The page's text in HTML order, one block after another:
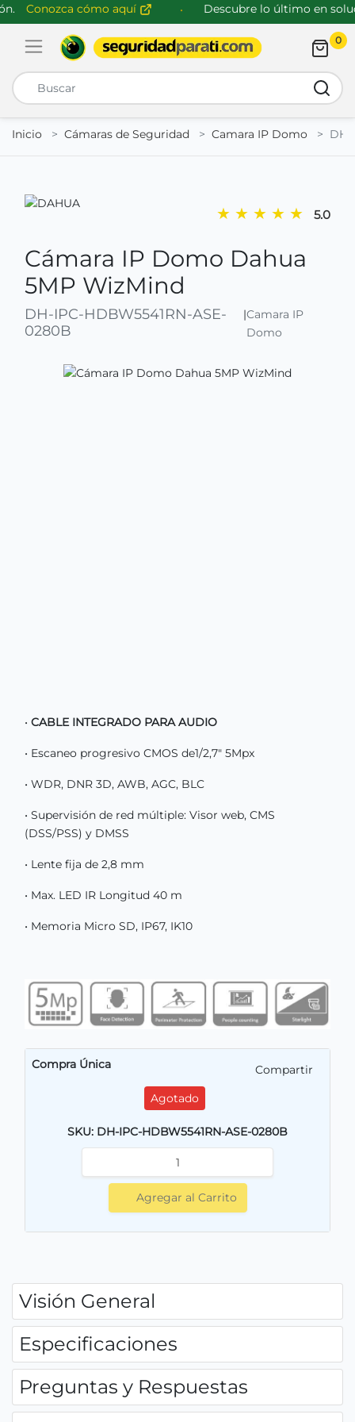
Conozca cómo aquí Descubre lo último en
Abrir menú de navegación
0
Inicio
Cámaras de Seguridad Camara IP Domo DH-
★ ★ ★ ★ ★ 5.0
Cámara IP Domo Dahua
5MP WizMind
DH-IPC-HDBW5541RN-ASE-
0280B
|Camara IP
Domo
• CABLE INTEGRADO PARA AUDIO
• Escaneo progresivo CMOS de1/2,7" 5Mpx
• WDR, DNR 3D, AWB, AGC, BLC
• Supervisión de red múltiple: Visor web, CMS
(DSS/PSS) y DMSS
• Lente fija de 2,8 mm
• Max. LED IR Longitud 40 m
• Memoria Micro SD, IP67, IK10
Compra Única
Compartir
Agotado
SKU: DH-IPC-HDBW5541RN-ASE-0280B
Agregar al Carrito
Visión General
Especificaciones
Preguntas y Respuestas